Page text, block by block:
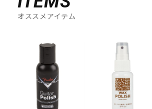
オススメアイテム